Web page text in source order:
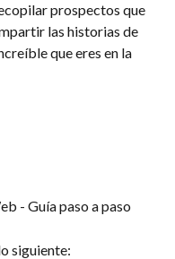
prospectos que
las historias de
que eres en la
- Guía paso a paso
siguiente: